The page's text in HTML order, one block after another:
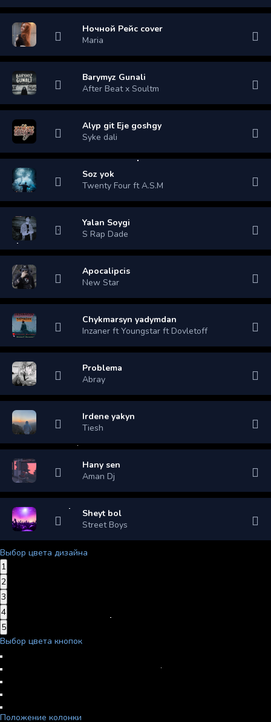
Ночной Рейс cover
Maria
Barymyz Gunali
After Beat x Soultm
Alyp git Eje goshgy
Syke dali
Soz yok
Twenty Four ft A.S.M
Yalan Soygi
S Rap Dade
Apocalipcis
New Star
Chykmarsyn yadymdan
Inzaner ft Youngstar ft Dovletoff
Problema
Abray
Irdene yakyn
Tiesh
Hany sen
Aman Dj
Sheyt bol
Street Boys
Выбор цвета дизайна
1
2
3
4
5
Выбор цвета кнопок
Положение колонки